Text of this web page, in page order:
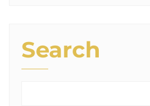
Search